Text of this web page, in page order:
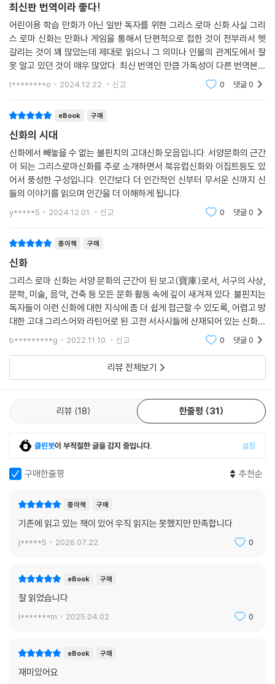
때문에 불핀치는 이 책에서 각 신화들을 소개하며, 그 신화가 비유로 녹아
든 다양한 영시 작품들도 함께 풍성하게 수록하고 있다. 밀턴, 바이런, 셸
리, 키츠 등 중요한 영미 시인들의 작품을 곳곳에 삽입하고 해설하면서, 문
학 속에 녹아든 신화적 모티프의 예들을 구체적으로 보여 준다.
저자의 의도를 고스란히 살려
이 책을 옮긴 박중서 역자는 〈불핀치의 원래 의도를 고스란히 살리는 동시
에 내용의 오류를 최소화하려는 의도에서〉 이 작품을 번역하게 되었다고
밝힌다. 역자는 특히 불핀치의 책이 〈신화 입문서〉로 인기를 누리게 되면서
저자의 본래 주요한 의도 중 하나인 〈영시의 이해〉 방면은 오히려 소홀히
여겨지게 되었음을 지적한다. 〈저자가 예시한 영시 가운데 상당수가 오늘
날에는 생소하게 여겨진 까닭인지, 우리나라에서는 오래전부터 영시 인용
전의 본문과 영시 인용문 모두를 빠짐없이 번역한 완전판으로, 특히 영시
인용문의 경우 영시 전문을 확인하고 저자가 잘못 인용한 부분까지 검토하
며 더욱 정확한 번역을 기하고자 노력했다.
또 전반적으로 기존 번역들은 물론 원서들의 오류까지 꼼꼼히 대조하며 내
용을 바로잡았다. 여러 판본의 원서에도 여전히 포함되어 있는 오류를 최
대한 수정했으며, 필요한 경우에는 그 맥락을 설명했다. 또한 독자의 이해
를 돕는 역주를 적극적으로 추가하여 충실한 길잡이가 되도록 했다. 번역
저본으로는 1859년판 『신화의 시대』의 재간행본인 BULFINCH'S GREE
K AND ROMAN MYTHOLOGY: THE AGE OF FABLE (Unabridge
d) (New York: Dover Publications Inc., 2000)을 사용했으며, 그 밖
최신판 번역이라 좋다!
어린이용 학습 만화가 아닌 일반 독자를 위한 그리스 로마 신화.사실 그리
스 로마 신화는 만화나 게임을 통해서 단편적으로 접한 것이 전부라서 헷
갈리는 것이 꽤 많았는데 제대로 읽으니 그 의미나 인물의 관계도에서 잘
못 알고 있던 것이 매우 많았다. 최신 번역인 만큼 가독성이 다른 번역본과
비교해서 상대적으로 좋다. 그리스 로마 신화를 제대로 알고 싶다면 추천
t********o 2024.12.22. 신고 0 댓글0
eBook 구매
신화의 시대
신화에서 빼놓을 수 없는 불핀치의 고대신화 모음입니다. 서양문화의 근간
이 되는 그리스로마신화를 주로 소개하면서 북유럽신화와 이집트등도 있
어서 풍성한 구성입니다. 인간보다 더 인간적인 신부터 무서운 신까지 신
들의 이야기를 읽으며 인간을 더 이해하게 됩니다.
y*****5 2024.12.01. 신고 0 댓글0
종이책 구매
신화
그리스 로마 신화는 서양 문화의 근간이 된 보고(寶庫)로서, 서구의 사상,
문학, 미술, 음악, 건축 등 모든 문화 활동 속에 깊이 새겨져 있다. 불핀치는
독자들이 이런 신화에 대한 지식에 좀 더 쉽게 접근할 수 있도록, 어렵고 방
대한 고대 그리스어와 라틴어로 된 고전 서사시들에 산재되어 있는 신화들
을 쉽고 일목요연하게 집대성했다. 그렇게 완성된 『신화의 시대』는 출간되
b*********g 2022.11.10. 신고 0 댓글0
리뷰 전체보기
리뷰 18 한줄평 31
클린봇이 부적절한 글을 감지 중입니다. 설정
구매한줄평 추천순
종이책 구매
기존에 읽고 있는 책이 있어 우직 읽지는 못했지만 만족합니다
j*****5 2026.07.22. 0
eBook 구매
잘 읽었습니다
l*******m 2025.04.02. 0
eBook 구매
재미있어요